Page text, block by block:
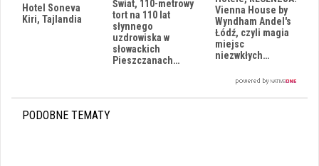
Hotel Soneva
Kiri, Tajlandia
Świat, 110-metrowy
tort na 110 lat
słynnego
uzdrowiska w
słowackich
Pieszczanach…
Vienna House by
Wyndham Andel's
Łódź, czyli magia
miejsc
niezwkłych…
PODOBNE TEMATY